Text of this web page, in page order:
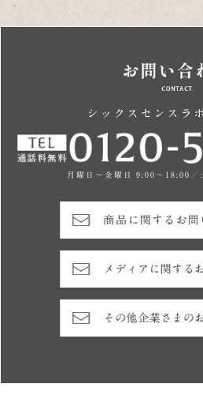
シックスセンスラ
月曜日～金曜日 9:00～18:00